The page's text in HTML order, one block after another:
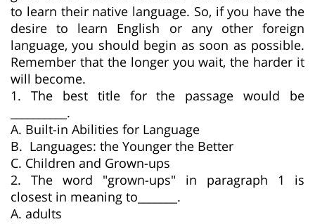
to learn their native language. So, if you have the
desire to learn English or any other foreign
language, you should begin as soon as possible.
Remember that the longer you wait, the harder it
will become.
1. The best title for the passage would be
__________.
A. Built-in Abilities for Language
B. Languages: the Younger the Better
C. Children and Grown-ups
2. The word "grown-ups" in paragraph 1 is
closest in meaning to_______.
A. adults